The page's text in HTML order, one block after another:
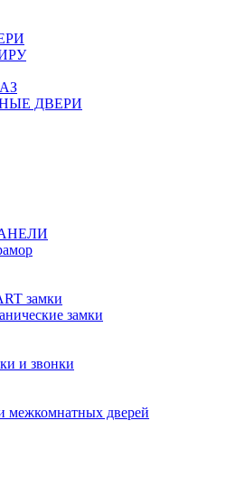
ДВЕРИ
замки
замки
и звонки
межкомнатных дверей